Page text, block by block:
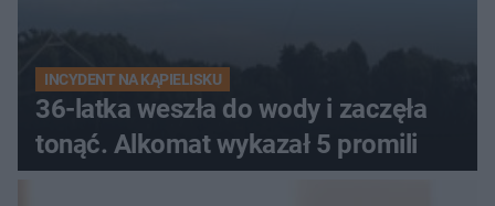
INCYDENT NA KĄPIELISKU
36-latka weszła do wody i zaczęła
tonąć. Alkomat wykazał 5 promili